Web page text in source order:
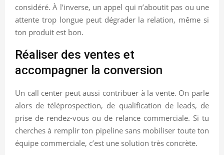
considéré. À l’inverse, un appel qui n’aboutit pas ou une
attente trop longue peut dégrader la relation, même si
ton produit est bon.
Réaliser des ventes et
accompagner la conversion
Un call center peut aussi contribuer à la vente. On parle
alors de téléprospection, de qualification de leads, de
prise de rendez-vous ou de relance commerciale. Si tu
cherches à remplir ton pipeline sans mobiliser toute ton
équipe commerciale, c’est une solution très concrète.